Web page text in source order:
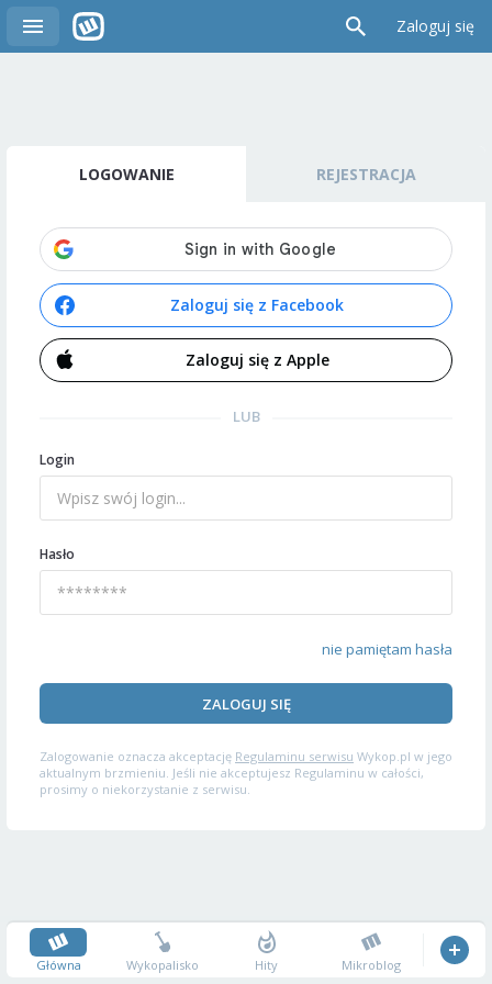
Zaloguj się
LOGOWANIE REJESTRACJA
Zaloguj się z Facebook
Zaloguj się z Apple
LUB
Login
Hasło
nie pamiętam hasła
ZALOGUJ SIĘ
Zalogowanie oznacza akceptację Regulaminu serwisu Wykop.pl w jego
aktualnym brzmieniu. Jeśli nie akceptujesz Regulaminu w całości,
prosimy o niekorzystanie z serwisu.
Główna Wykopalisko Hity Mikroblog